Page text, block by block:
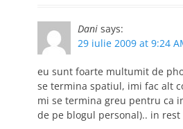
Dani says:
29 iulie 2009 at 9:24
eu sunt foarte multumit de
se termina spatiul, imi fac alt
mi se termina greu pentru ca
de pe blogul personal).. in